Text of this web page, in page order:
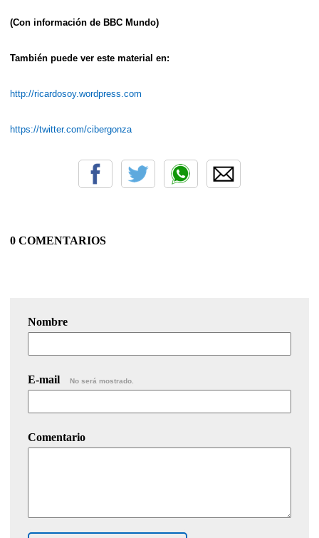
(Con información de BBC Mundo)
También puede ver este material en:
http://ricardosoy.wordpress.com
https://twitter.com/cibergonza
0 COMENTARIOS
Nombre
E-mail No será mostrado.
Comentario